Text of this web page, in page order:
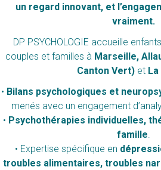
un regard innovant, et
vraiment.
DP PSYCHOLOGIE accueille
couples et familles à Marseille,
Canton Vert)et
• Bilans psychologiques et
menés avec un engagement
• Psychothérapies individuelles,
famille.
• Expertise spécifique en
troubles alimentaires, troubles